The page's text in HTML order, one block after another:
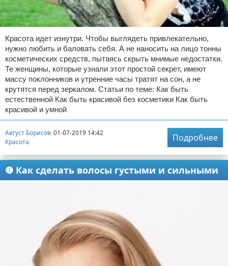
Красота идет изнутри. Чтобы выглядеть привлекательно,
нужно любить и баловать себя. А не наносить на лицо тонны
косметических средств, пытаясь скрыть мнимые недостатки.
Те женщины, которые узнали этот простой секрет, имеют
массу поклонников и утренние часы тратят на сон, а не
крутятся перед зеркалом. Статьи по теме: Как быть
естественной Как быть красивой без косметики Как быть
красивой и умной
Август Борисов 01-07-2019 14:42
Красота
Подробнее
❶ Как сделать волосы густыми и сильными